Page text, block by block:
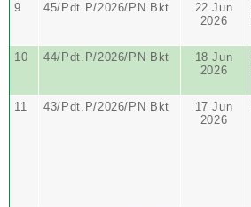
9
45/Pdt.P/2026/PN Bkt
22 Jun
2026
10
44/Pdt.P/2026/PN Bkt
18 Jun
2026
11
43/Pdt.P/2026/PN Bkt
17 Jun
2026